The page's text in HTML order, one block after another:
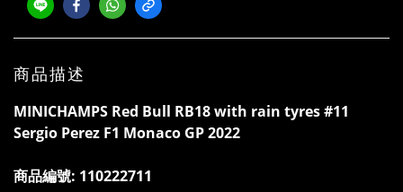
商品描述
MINICHAMPS Red Bull RB18 with rain tyres #11
Sergio Perez F1 Monaco GP 2022
商品編號: 110222711